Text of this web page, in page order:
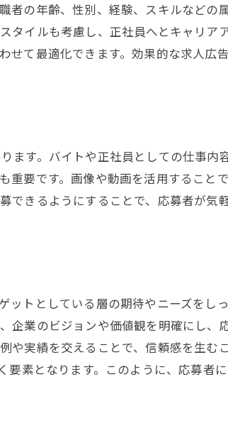
者の年齢、性別、経験、スキルなどの
タイルも考慮し、正社員へとキャリア
せて最適化できます。効果的な求人広
す。バイトや正社員としての仕事内
要です。画像や動画を活用すること
できるようにすることで、応募者が気
ットとしている層の期待やニーズをし
企業のビジョンや価値観を明確にし、
実績を交えることで、信頼感を生むこ
素となります。このように、応募者